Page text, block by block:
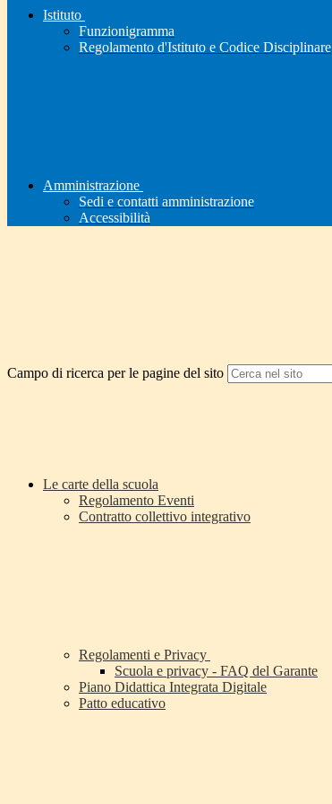
Istituto
Funzionigramma
Regolamento d'Istituto e Codice Disciplinare
Amministrazione
Sedi e contatti amministrazione
Accessibilità
Campo di ricerca per le pagine del sito
Le carte della scuola
Regolamento Eventi
Contratto collettivo integrativo
Regolamenti e Privacy
Scuola e privacy - FAQ del Garante
Piano Didattica Integrata Digitale
Patto educativo